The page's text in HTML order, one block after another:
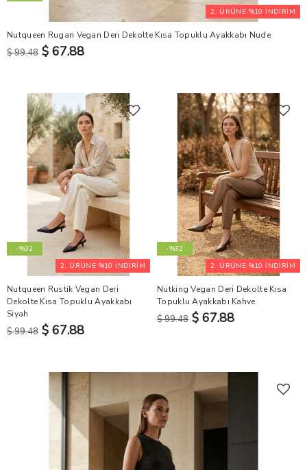
2. ÜRÜNE %10 İNDİRİM
Nutqueen Rugan Vegan Deri Dekolte Kısa Topuklu Ayakkabı Nude
$ 99.48 $ 67.88
2. ÜRÜNE %10 İNDİRİM
-%32
Nutqueen Rustik Vegan Deri
Dekolte Kısa Topuklu Ayakkabı
Siyah
$ 99.48 $ 67.88
2. ÜRÜNE %10 İNDİRİM
-%32
Nutking Vegan Deri Dekolte Kısa
Topuklu Ayakkabı Kahve
$ 99.48 $ 67.88